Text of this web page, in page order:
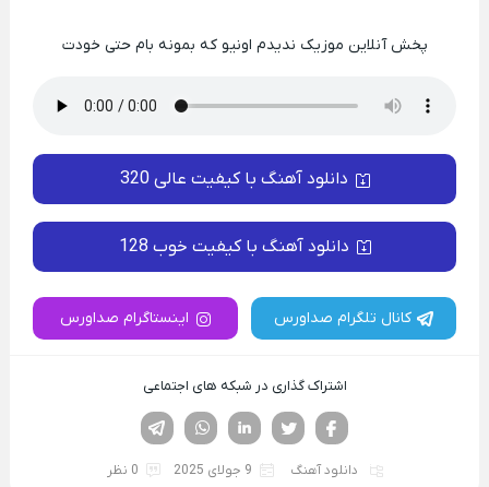
پخش آنلاین موزیک ندیدم اونیو که بمونه بام حتی خودت
دانلود آهنگ با کیفیت عالی 320
دانلود آهنگ با کیفیت خوب 128
کانال تلگرام صداورس اینستاگرام صداورس
اشتراک گذاری در شبکه های اجتماعی
لینکدین تویتر
فیسوک
دانلود آهنگ 9 جولای 2025 0 نظر